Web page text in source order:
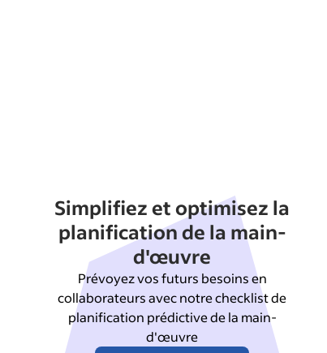
Simplifiez et optimisez la
planification de la main-
d'œuvre
Prévoyez vos futurs besoins en
collaborateurs avec notre checklist de
planification prédictive de la main-
d'œuvre